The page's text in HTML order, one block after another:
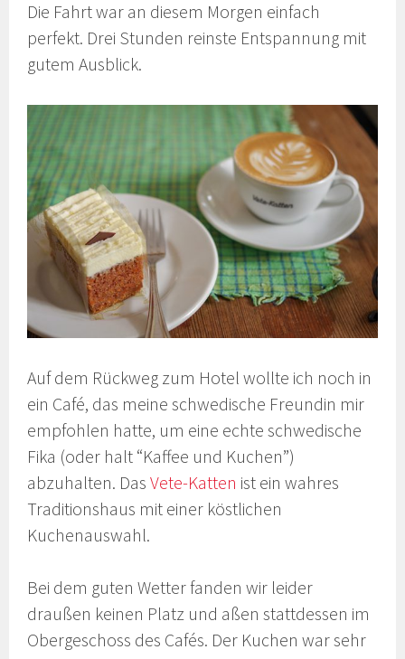
Die Fahrt war an diesem Morgen einfach
perfekt. Drei Stunden reinste Entspannung mit
gutem Ausblick.
Auf dem Rückweg zum Hotel wollte ich noch in
ein Café, das meine schwedische Freundin mir
empfohlen hatte, um eine echte schwedische
Fika (oder halt “Kaffee und Kuchen”)
abzuhalten. DasVete-Katten ist ein wahres
Traditionshaus mit einer köstlichen
Kuchenauswahl.
Bei dem guten Wetter fanden wir leider
draußen keinen Platz und aßen stattdessen im
Obergeschoss des Cafés. Der Kuchen war sehr